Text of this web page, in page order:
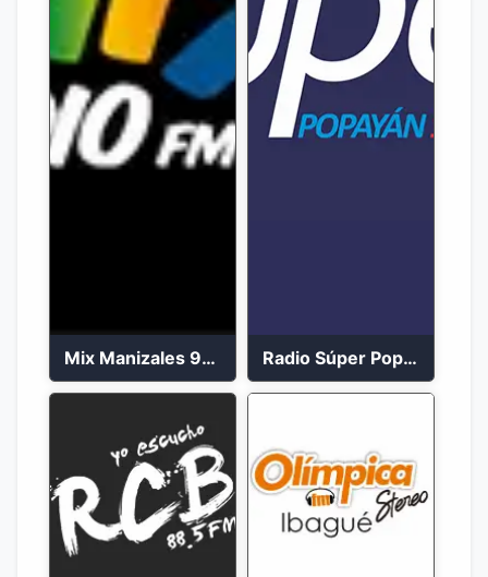
Mix Manizales 95.1 FM en Vivo Radio Súper Popayán en vivo 2023